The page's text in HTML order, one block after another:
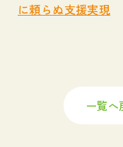
に頼らぬ支援実現
一覧へ